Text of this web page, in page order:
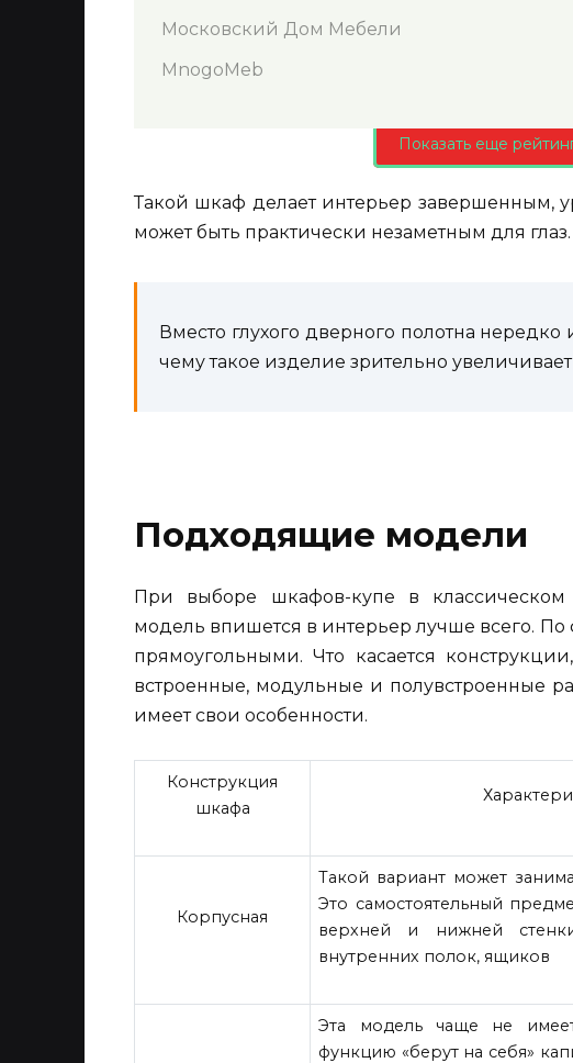
Московский Дом Мебели
MnogoMeb
Показать еще
Такой шкаф делает интерьер завершенным,
может быть практически незаметным для глаз.
Вместо глухого дверного полотна нередко
чему такое изделие зрительно
Подходящие модели
При выборе шкафов-купе в классическом
модель впишется в интерьер лучше всего.
прямоугольными. Что касается
встроенные, модульные и полувстроенные
имеет свои особенности.
Конструкция
шкафа
Корпусная
Такой вариант может
Это самостоятельный
верхней и нижней
внутренних полок, ящиков
Эта модель чаще не
функцию «берут на себя»